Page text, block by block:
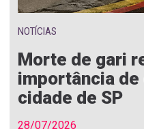
NOTÍCIAS
Morte de gari
importância de
cidade de SP
28/07/2026